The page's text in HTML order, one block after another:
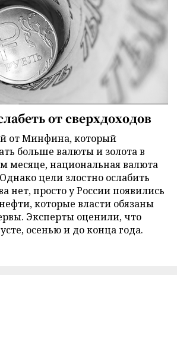
от сверхдоходов
от Минфина, который
больше валюты и золота в
месяце, национальная валюта
цели злостно ослабить
нет, просто у России появились
которые власти обязаны
Эксперты оценили, что
осенью и до конца года.